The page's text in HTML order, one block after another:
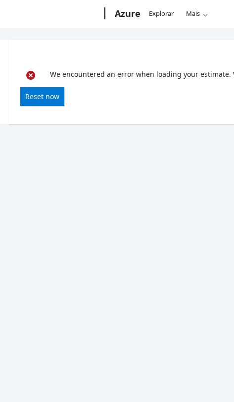
Azure Explorar Mais
We encountered an error when loading your
Reset now